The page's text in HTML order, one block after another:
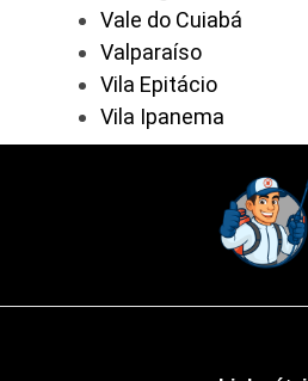
Vale do Cuiabá
Valparaíso
Vila Epitácio
Vila Ipanema